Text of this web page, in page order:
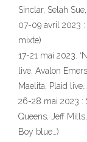
Sinclar, Selah
07-09 avril 2023 :
mixte)
17-21 mai 2023.
live, Avalon
Maelita, Plaid live…
26-28 mai 2023 :
Queens, Jeff
Boy blue…)